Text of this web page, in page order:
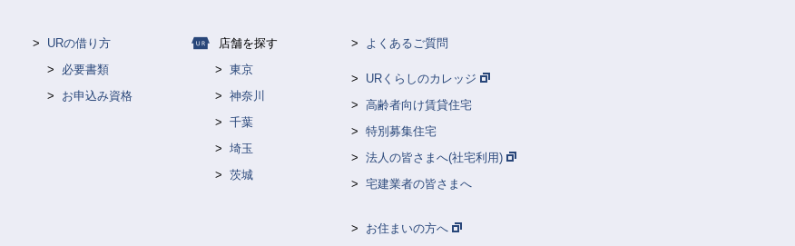
URの借り方
必要書類
お申込み資格
店舗を探す
東京
神奈川
千葉
埼玉
茨城
よくあるご質問
URくらしのカレッジ
高齢者向け賃貸住宅
特別募集住宅
法人の皆さまへ(社宅利用)
宅建業者の皆さまへ
お住まいの方へ